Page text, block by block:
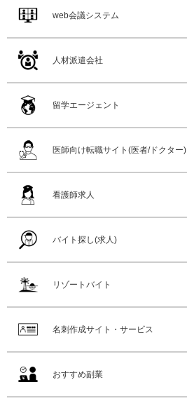
web会議システム
人材派遣会社
留学エージェント
医師向け転職サイト(医者/ドクター)
看護師求人
バイト探し(求人)
リゾートバイト
名刺作成サイト・サービス
おすすめ副業